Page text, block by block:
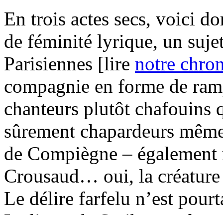
En trois actes secs, voici
de féminité lyrique, un
Parisiennes [lire notre
compagnie en forme de
chanteurs plutôt chafouins
sûrement chapardeurs
de Compiègne –
Crousaud… oui, la créature
Le délire farfelu n’est